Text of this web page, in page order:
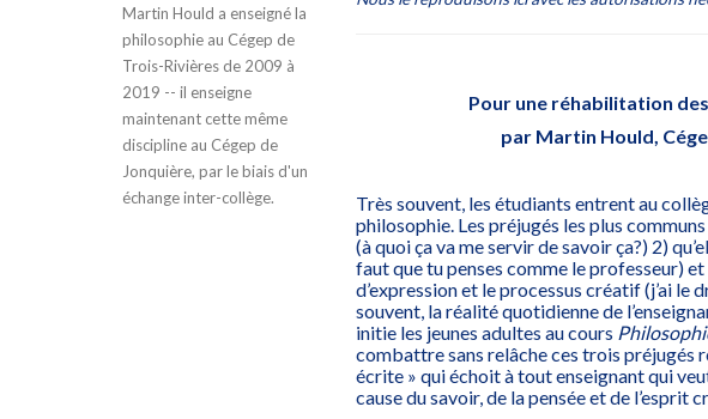
Martin Hould a enseigné la
philosophie au Cégep de
Trois-Rivières de 2009 à
2019 -- il enseigne
maintenant cette même
discipline au Cégep de
Jonquière, par le biais d'un
échange inter-collège.
Pour une réhabilitation
par Martin Hould,
Très souvent, les étudiants entrent au
philosophie. Les préjugés les plus
(à quoi ça va me servir de savoir ça?) 2)
faut que tu penses comme le professeur)
d’expression et le processus créatif (j’ai le
souvent, la réalité quotidienne de
initie les jeunes adultes au cours
combattre sans relâche ces trois préjugés
écrite » qui échoit à tout enseignant qui
cause du savoir, de la pensée et de l’esprit